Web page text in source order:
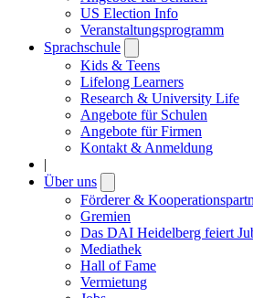
US Election Info
Veranstaltungsprogramm
Sprachschule
submenu
Kids & Teens
Lifelong Learners
Research & University Life
Angebote für Schulen
Angebote für Firmen
Kontakt & Anmeldung
|
Über uns
submenu
Förderer &
Gremien
Das DAI Heidelberg feiert
Mediathek
Hall of Fame
Vermietung